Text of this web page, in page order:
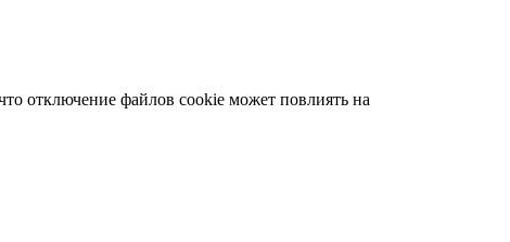
отключение файлов cookie может повлиять на